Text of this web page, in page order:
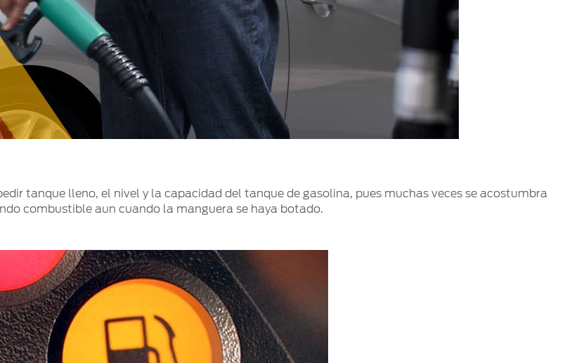
tanque lleno, el nivel y la capacidad del tanque de gasolina, pues muchas veces se acostumbra
combustible aun cuando la manguera se haya botado.